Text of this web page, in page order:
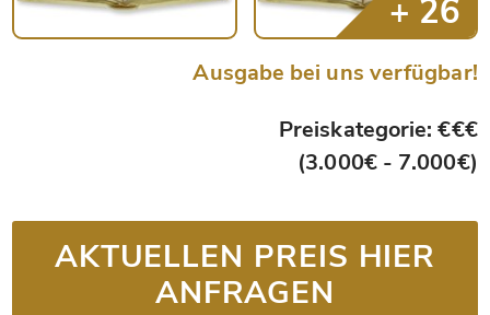
Ausgabe bei uns verfügbar!
Preiskategorie: €€€
(3.000€ - 7.000€)
AKTUELLEN PREIS HIER
ANFRAGEN